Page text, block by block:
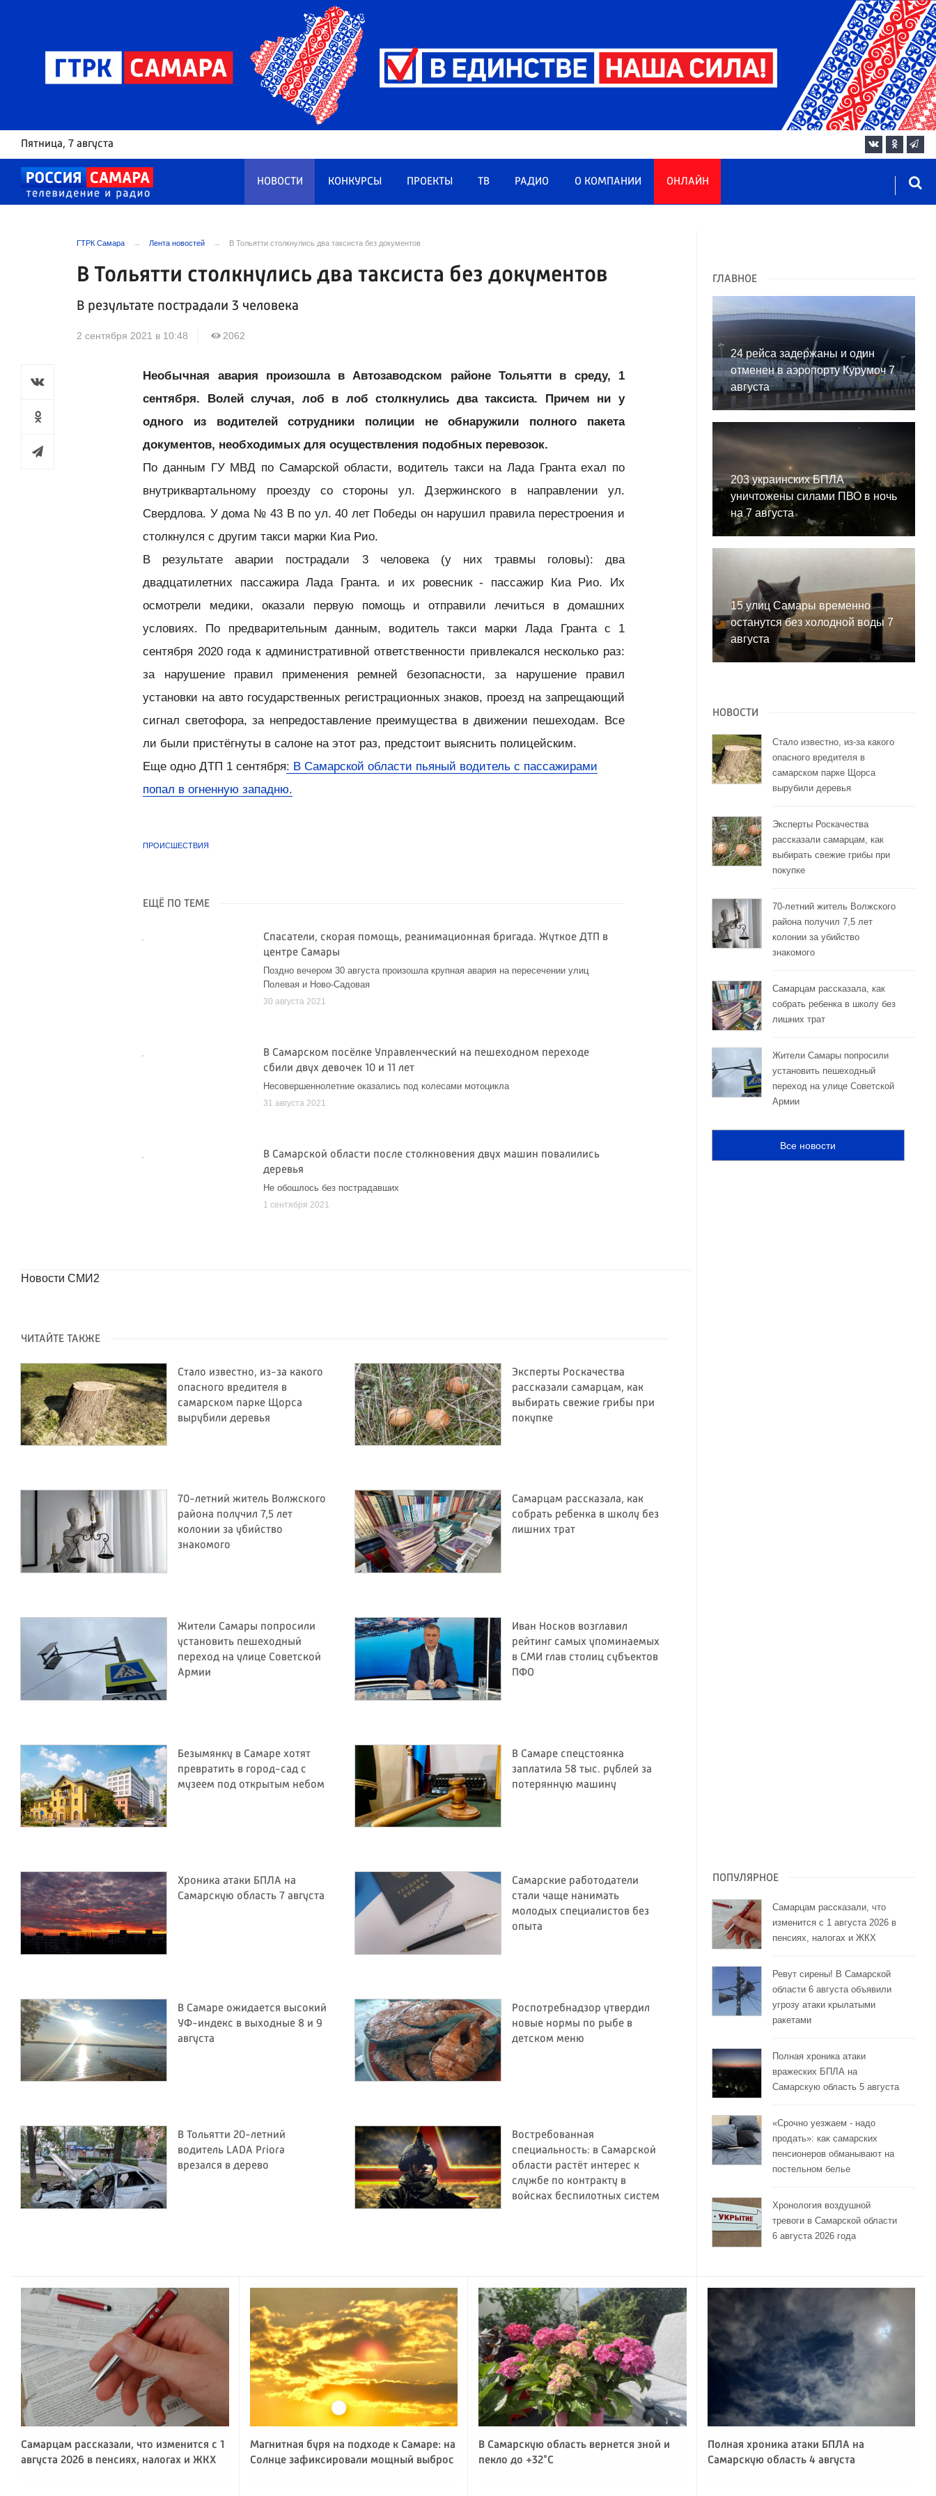
Пятница, 7 августа
НОВОСТИ КОНКУРСЫ ПРОЕКТЫ ТВ РАДИО О КОМПАНИИ ОНЛАЙН
ГТРК Самара Лента новостей В Тольятти столкнулись два таксиста без документов
В Тольятти столкнулись два таксиста без документов
В результате пострадали 3 человека
2 сентября 2021 в 10:48 2062
Необычная авария произошла в Автозаводском районе Тольятти в среду, 1
сентября. Волей случая, лоб в лоб столкнулись два таксиста. Причем ни у
одного из водителей сотрудники полиции не обнаружили полного пакета
документов, необходимых для осуществления подобных перевозок.
По данным ГУ МВД по Самарской области, водитель такси на Лада Гранта ехал по
внутриквартальному проезду со стороны ул. Дзержинского в направлении ул.
Свердлова. У дома № 43 В по ул. 40 лет Победы он нарушил правила перестроения и
столкнулся с другим такси марки Киа Рио.
В результате аварии пострадали 3 человека (у них травмы головы): два
двадцатилетних пассажира Лада Гранта. и их ровесник - пассажир Киа Рио. Их
осмотрели медики, оказали первую помощь и отправили лечиться в домашних
условиях. По предварительным данным, водитель такси марки Лада Гранта с 1
сентября 2020 года к административной ответственности привлекался несколько раз:
за нарушение правил применения ремней безопасности, за нарушение правил
установки на авто государственных регистрационных знаков, проезд на запрещающий
сигнал светофора, за непредоставление преимущества в движении пешеходам. Все
ли были пристёгнуты в салоне на этот раз, предстоит выяснить полицейским.
Еще одно ДТП 1 сентября: В Самарской области пьяный водитель с пассажирами
попал в огненную западню.
ПРОИСШЕСТВИЯ
ЕЩЁ ПО ТЕМЕ
Спасатели, скорая помощь, реанимационная бригада. Жуткое ДТП в
центре Самары
Поздно вечером 30 августа произошла крупная авария на пересечении улиц
Полевая и Ново-Садовая
30 августа 2021
В Самарском посёлке Управленческий на пешеходном переходе
сбили двух девочек 10 и 11 лет
Несовершеннолетние оказались под колесами мотоцикла
31 августа 2021
В Самарской области после столкновения двух машин повалились
деревья
Не обошлось без пострадавших
1 сентября 2021
Новости СМИ2
ЧИТАЙТЕ ТАКЖЕ
Стало известно, из-за какого
опасного вредителя в
самарском парке Щорса
вырубили деревья
Эксперты Роскачества
рассказали самарцам, как
выбирать свежие грибы при
покупке
70-летний житель Волжского
района получил 7,5 лет
колонии за убийство
знакомого
Самарцам рассказала, как
собрать ребенка в школу без
лишних трат
Жители Самары попросили
установить пешеходный
переход на улице Советской
Армии
Иван Носков возглавил
рейтинг самых упоминаемых
в СМИ глав столиц субъектов
ПФО
Безымянку в Самаре хотят
превратить в город-сад с
музеем под открытым небом
В Самаре спецстоянка
заплатила 58 тыс. рублей за
потерянную машину
Хроника атаки БПЛА на
Самарскую область 7 августа
Самарские работодатели
стали чаще нанимать
молодых специалистов без
опыта
В Самаре ожидается высокий
УФ-индекс в выходные 8 и 9
августа
Роспотребнадзор утвердил
новые нормы по рыбе в
детском меню
В Тольятти 20-летний
водитель LADA Priora
врезался в дерево
Востребованная
специальность: в Самарской
области растёт интерес к
службе по контракту в
войсках беспилотных систем
ГЛАВНОЕ
24 рейса задержаны и один
отменен в аэропорту Курумоч 7
августа
203 украинских БПЛА
уничтожены силами ПВО в ночь
на 7 августа
15 улиц Самары временно
останутся без холодной воды 7
августа
НОВОСТИ
Стало известно, из-за какого
опасного вредителя в
самарском парке Щорса
вырубили деревья
Эксперты Роскачества
рассказали самарцам, как
выбирать свежие грибы при
покупке
70-летний житель Волжского
района получил 7,5 лет
колонии за убийство
знакомого
Самарцам рассказала, как
собрать ребенка в школу без
лишних трат
Жители Самары попросили
установить пешеходный
переход на улице Советской
Армии
Все новости
ПОПУЛЯРНОЕ
Самарцам рассказали, что
изменится с 1 августа 2026 в
пенсиях, налогах и ЖКХ
Ревут сирены! В Самарской
области 6 августа объявили
угрозу атаки крылатыми
ракетами
Полная хроника атаки
вражеских БПЛА на
Самарскую область 5 августа
«Срочно уезжаем - надо
продать»: как самарских
пенсионеров обманывают на
постельном белье
Хронология воздушной
тревоги в Самарской области
6 августа 2026 года
Самарцам рассказали, что изменится с 1
августа 2026 в пенсиях, налогах и ЖКХ
Магнитная буря на подходе к Самаре: на
Солнце зафиксировали мощный выброс
В Самарскую область вернется зной и
пекло до +32°C
Полная хроника атаки БПЛА на
Самарскую область 4 августа